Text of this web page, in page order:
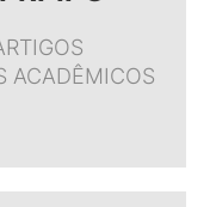
ACADÊMICOS